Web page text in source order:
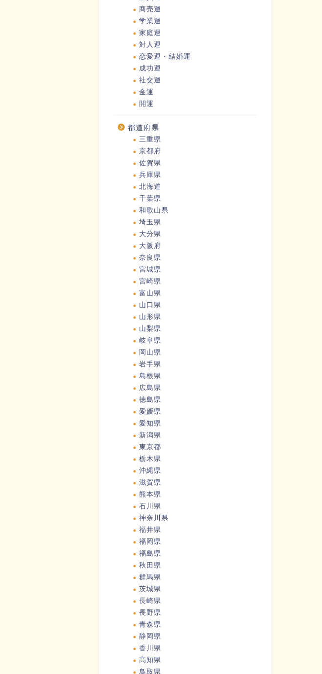
商売運
学業運
家庭運
対人運
恋愛運・結婚運
成功運
社交運
金運
開運
都道府県
三重県
京都府
佐賀県
兵庫県
北海道
千葉県
和歌山県
埼玉県
大分県
大阪府
奈良県
宮城県
宮崎県
富山県
山口県
山形県
山梨県
岐阜県
岡山県
岩手県
島根県
広島県
徳島県
愛媛県
愛知県
新潟県
東京都
栃木県
沖縄県
滋賀県
熊本県
石川県
神奈川県
福井県
福岡県
福島県
秋田県
群馬県
茨城県
長崎県
長野県
青森県
静岡県
香川県
高知県
鳥取県